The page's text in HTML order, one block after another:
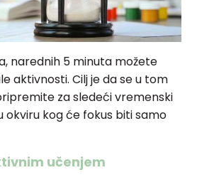
narednih 5 minuta možete
aktivnosti. Cilj je da se u tom
za sledeći vremenski
okviru kog će fokus biti samo
učenjem